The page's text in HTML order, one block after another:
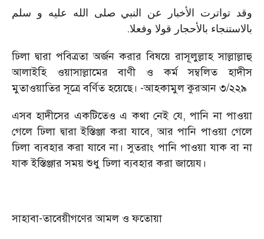
وقد تواترت الأخبار عن النبي صلى الله عليه و سلم
بالاستنجاء بالأحجار قولا وفعلا.
ঢিলা দ্বারা পবিত্রতা অর্জন করার বিষয়ে রাসূলুল্লাহ সাল্লাল্লাহু
আলাইহি ওয়াসাল্লামের বাণী ও কর্ম সম্বলিত হাদীস
মুতাওয়াতির সূত্রে বর্ণিত হয়েছে। -আহকামুল কুরআন ৩/২২৯
এসব হাদীসের একটিতেও এ কথা নেই যে, পানি না পাওয়া
গেলে ঢিলা দ্বারা ইস্তিঞ্জা করা যাবে, আর পানি পাওয়া গেলে
ঢিলা ব্যবহার করা যাবে না। সুতরাং পানি পাওয়া যাক বা না
যাক ইস্তিঞ্জার সময় শুধু ঢিলা ব্যবহার করা জায়েয।
সাহাবা-তাবেয়ীগণের আমল ও ফতোয়া